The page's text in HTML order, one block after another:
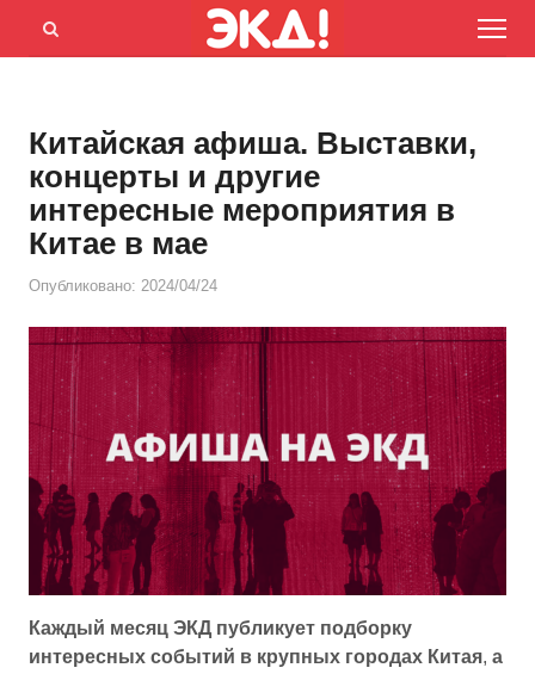
Menu
Открыть
Китайская афиша. Выставки,
концерты и другие
интересные мероприятия в
Китае в мае
Опубликовано: 2024/04/24
Каждый месяц ЭКД публикует подборку
интересных событий в крупных городах Китая, а